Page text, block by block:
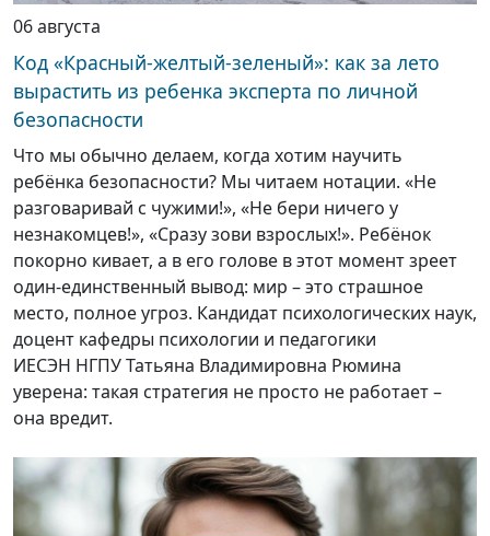
06 августа
Код «Красный-желтый-зеленый»: как за лето
вырастить из ребенка эксперта по личной
безопасности
Что мы обычно делаем, когда хотим научить
ребёнка безопасности? Мы читаем нотации. «Не
разговаривай с чужими!», «Не бери ничего у
незнакомцев!», «Сразу зови взрослых!». Ребёнок
покорно кивает, а в его голове в этот момент зреет
один-единственный вывод: мир – это страшное
место, полное угроз. Кандидат психологических наук,
доцент кафедры психологии и педагогики
ИЕСЭН НГПУ Татьяна Владимировна Рюмина
уверена: такая стратегия не просто не работает –
она вредит.